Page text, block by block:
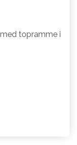
topramme i